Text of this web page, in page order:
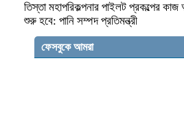
তিস্তা মহাপরিকল্পনার পাইলট প্রকল্পের কাজ
শুরু হবে: পানি সম্পদ প্রতিমন্ত্রী
ফেসবুকে আমরা